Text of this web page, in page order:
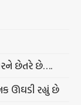
છેતરે છે….
ઊઘડી રહ્યું છે